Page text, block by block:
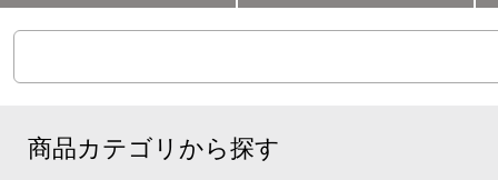
商品カテゴリから探す